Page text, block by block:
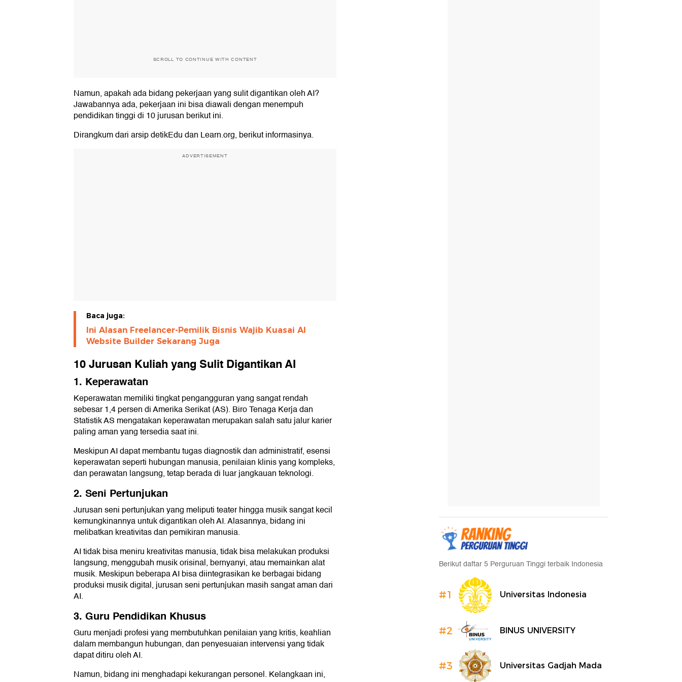
SCROLL TO CONTINUE WITH CONTENT
Namun, apakah ada bidang pekerjaan yang sulit digantikan oleh AI?
Jawabannya ada, pekerjaan ini bisa diawali dengan menempuh
pendidikan tinggi di 10 jurusan berikut ini.
Dirangkum dari arsip detikEdu dan Learn.org, berikut informasinya.
ADVERTISEMENT
Baca juga:
Ini Alasan Freelancer-Pemilik Bisnis Wajib Kuasai AI
Website Builder Sekarang Juga
10 Jurusan Kuliah yang Sulit Digantikan AI
1. Keperawatan
Keperawatan memiliki tingkat pengangguran yang sangat rendah
sebesar 1,4 persen di Amerika Serikat (AS). Biro Tenaga Kerja dan
Statistik AS mengatakan keperawatan merupakan salah satu jalur karier
paling aman yang tersedia saat ini.
Meskipun AI dapat membantu tugas diagnostik dan administratif, esensi
keperawatan seperti hubungan manusia, penilaian klinis yang kompleks,
dan perawatan langsung, tetap berada di luar jangkauan teknologi.
2. Seni Pertunjukan
Jurusan seni pertunjukan yang meliputi teater hingga musik sangat kecil
kemungkinannya untuk digantikan oleh AI. Alasannya, bidang ini
melibatkan kreativitas dan pemikiran manusia.
AI tidak bisa meniru kreativitas manusia, tidak bisa melakukan produksi
langsung, menggubah musik orisinal, bernyanyi, atau memainkan alat
musik. Meskipun beberapa AI bisa diintegrasikan ke berbagai bidang
produksi musik digital, jurusan seni pertunjukan masih sangat aman dari
AI.
3. Guru Pendidikan Khusus
Guru menjadi profesi yang membutuhkan penilaian yang kritis, keahlian
dalam membangun hubungan, dan penyesuaian intervensi yang tidak
dapat ditiru oleh AI.
Namun, bidang ini menghadapi kekurangan personel. Kelangkaan ini,
Berikut daftar 5 Perguruan Tinggi terbaik Indonesia
#1 Universitas Indonesia
#2 BINUS UNIVERSITY
#3 Universitas Gadjah Mada